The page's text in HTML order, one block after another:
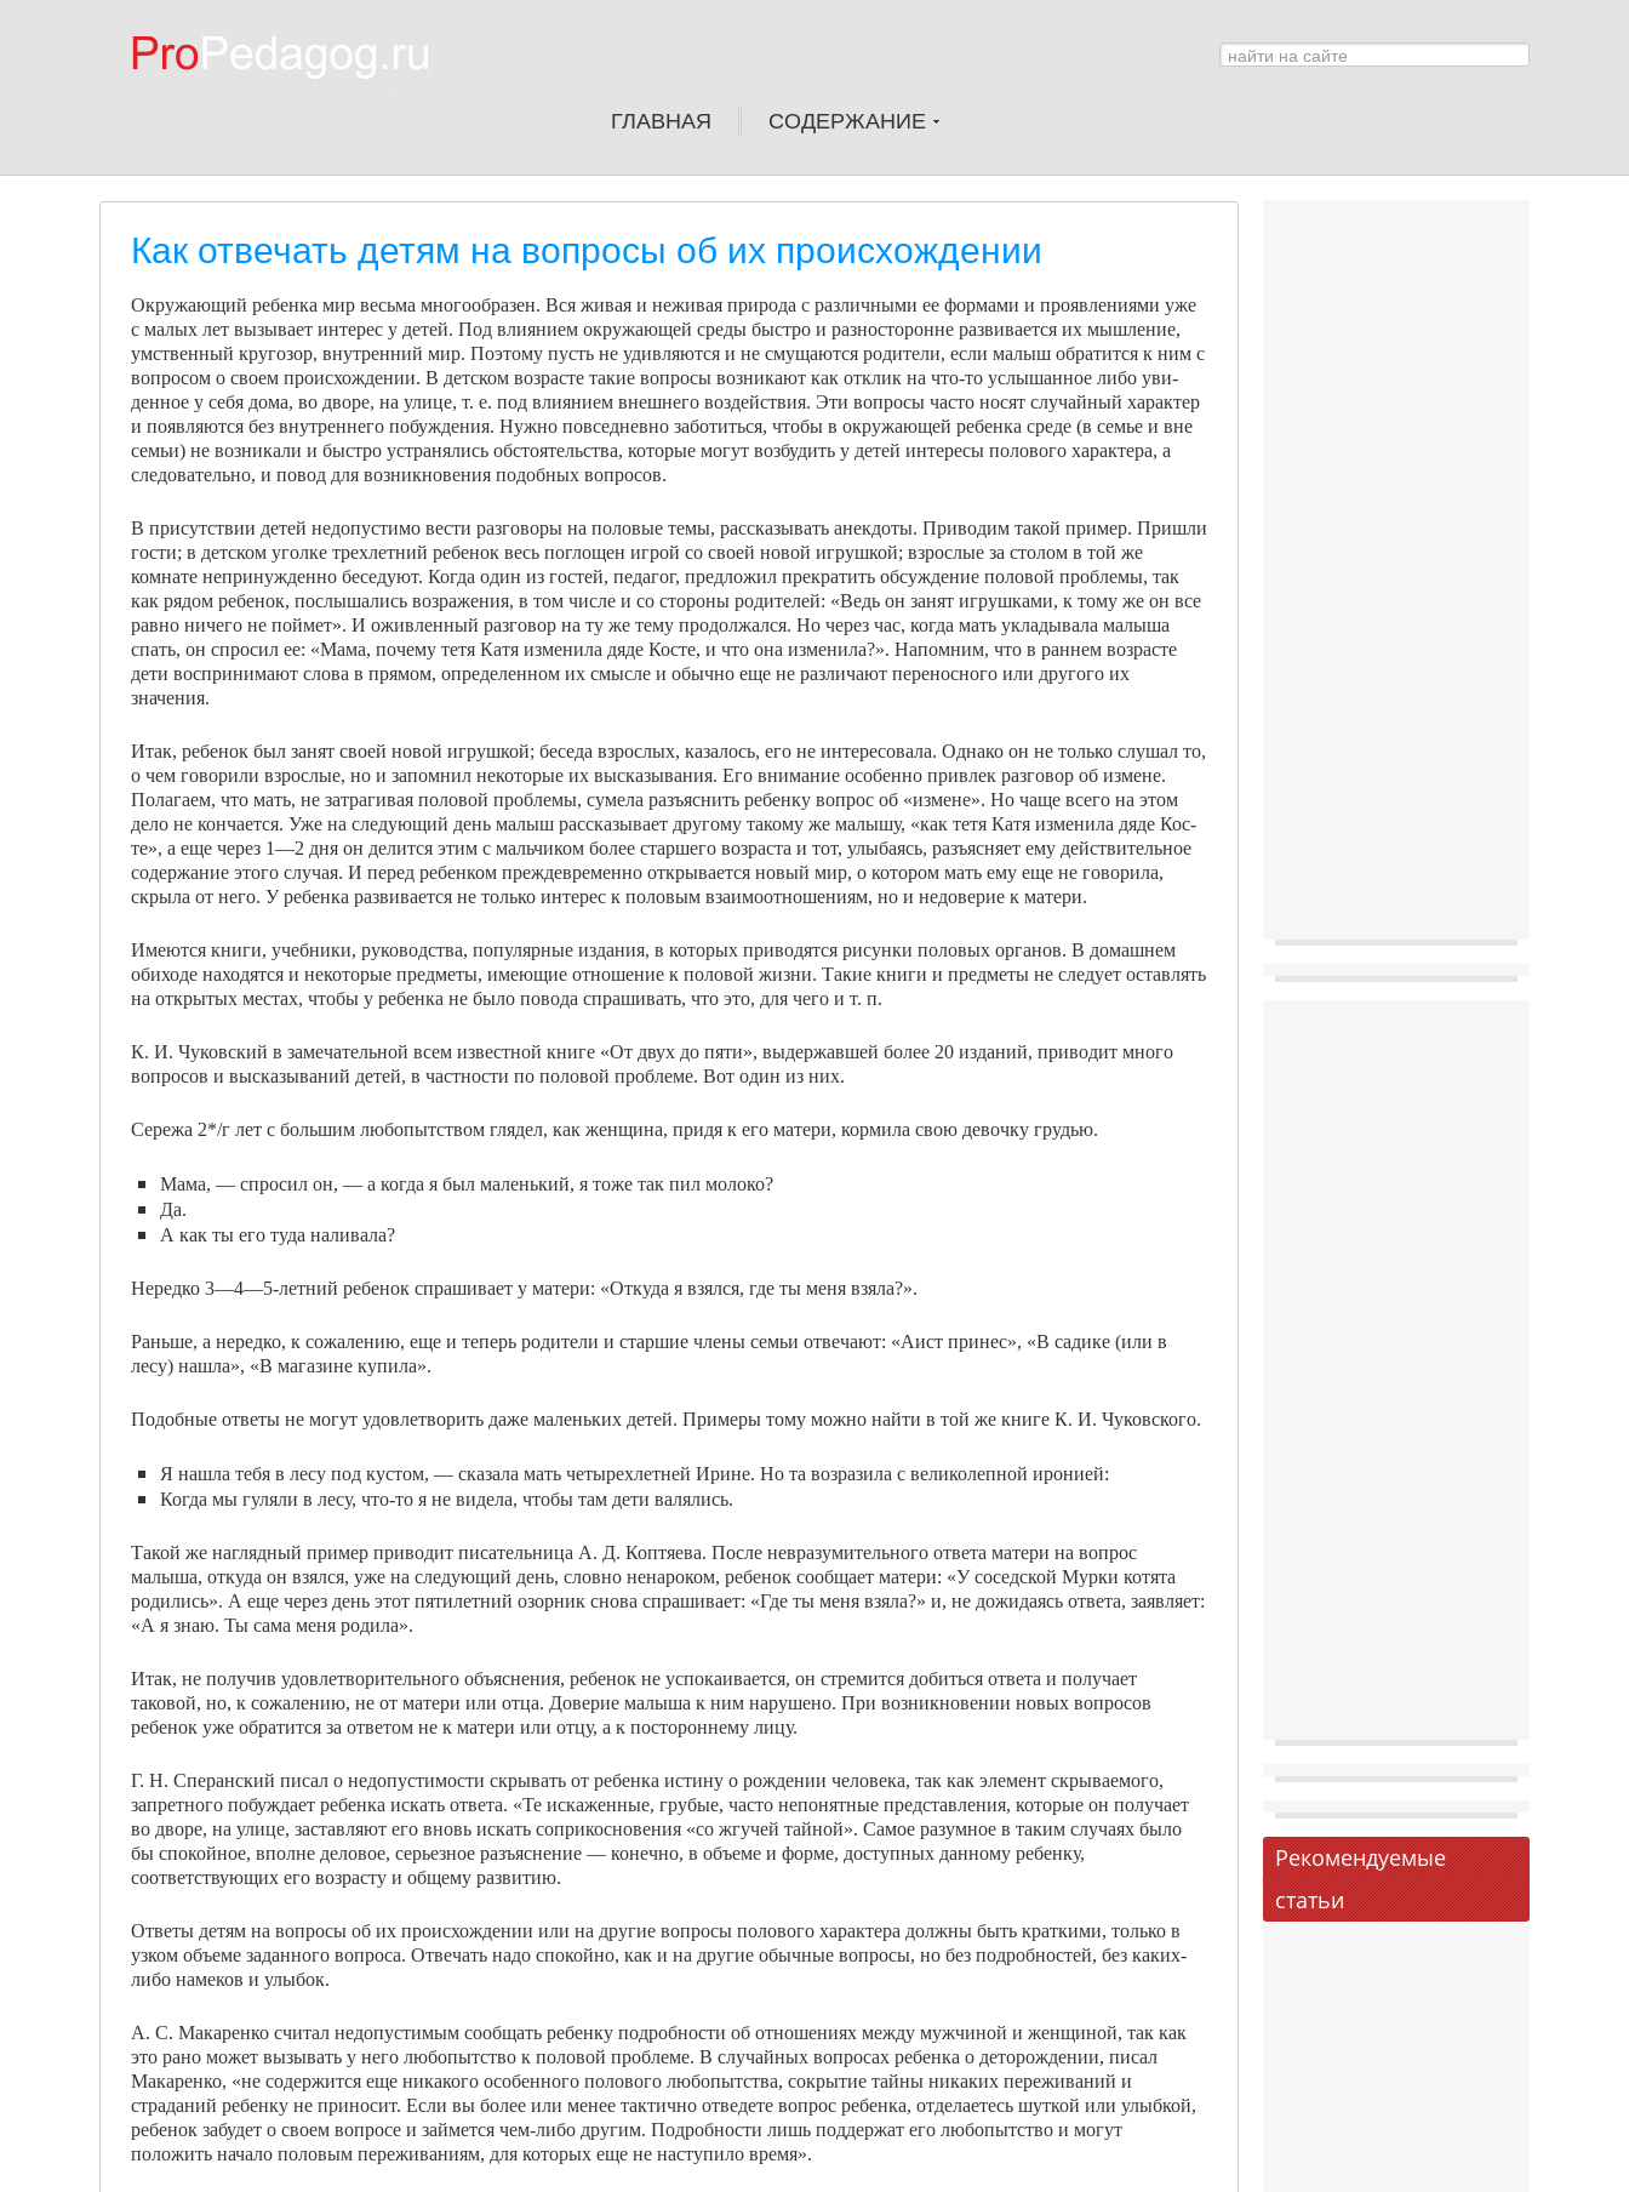
ГЛАВНАЯ СОДЕРЖАНИЕ
Как отвечать детям на вопросы об их происхождении
Окружающий ребенка мир весьма многообразен. Вся жи­вая и неживая природа с различными ее формами и про­явлениями уже
с малых лет вызывает интерес у детей. Под влиянием окружающей среды быстро и разносторон­не развивается их мышление,
умственный кругозор, внут­ренний мир. Поэтому пусть не удивляются и не смущают­ся родители, если малыш обратится к ним с
вопросом о своем происхождении. В детском возрасте такие вопросы возникают как отклик на что-то услышанное либо уви­
денное у себя дома, во дворе, на улице, т. е. под влиянием внешнего воздействия. Эти вопросы часто носят случай­ный характер
и появляются без внутреннего побуждения. Нужно повседневно заботиться, чтобы в окружающей ре­бенка среде (в семье и вне
семьи) не возникали и быстро устранялись обстоятельства, которые могут возбудить у детей интересы полового характера, а
следовательно, и повод для возникновения подобных вопросов.
В присутствии детей недопустимо вести разговоры на половые темы, рассказывать анекдоты. Приводим такой пример. Пришли
гости; в детском уголке трехлетний ребе­нок весь поглощен игрой со своей новой игрушкой; взрос­лые за столом в той же
комнате непринужденно беседуют. Когда один из гостей, педагог, предложил прекратить об­суждение половой проблемы, так
как рядом ребенок, по­слышались возражения, в том числе и со стороны роди­телей: «Ведь он занят игрушками, к тому же он все
равно ничего не поймет». И оживленный разговор на ту же тему продолжался. Но через час, когда мать укладывала малыша
спать, он спросил ее: «Мама, почему тетя Катя изме­нила дяде Косте, и что она изменила?». Напомним, что в раннем возрасте
дети воспринимают слова в прямом, оп­ределенном их смысле и обычно еще не различают пере­носного или другого их
значения.
Итак, ребенок был занят своей новой игрушкой; бесе­да взрослых, казалось, его не интересовала. Однако он не только слушал то,
о чем говорили взрослые, но и запом­нил некоторые их высказывания. Его внимание особенно привлек разговор об измене.
Полагаем, что мать, не затра­гивая половой проблемы, сумела разъяснить ребенку воп­рос об «измене». Но чаще всего на этом
дело не кончает­ся. Уже на следующий день малыш рассказывает другому такому же малышу, «как тетя Катя изменила дяде Кос­
те», а еще через 1—2 дня он делится этим с мальчиком более старшего возраста и тот, улыбаясь, разъясняет ему действительное
содержание этого случая. И перед ребен­ком преждевременно открывается новый мир, о котором мать ему еще не говорила,
скрыла от него. У ребенка раз­вивается не только интерес к половым взаимоотношени­ям, но и недоверие к матери.
Имеются книги, учебники, руководства, популярные издания, в которых приводятся рисунки половых органов. В домашнем
обиходе находятся и некоторые предметы, имеющие отношение к половой жизни. Такие книги и предметы не следует оставлять
на открытых местах, что­бы у ребенка не было повода спрашивать, что это, для чего и т. п.
К. И. Чуковский в замечательной всем известной кни­ге «От двух до пяти», выдержавшей более 20 изданий, приводит много
вопросов и высказываний детей, в част­ности по половой проблеме. Вот один из них.
Сережа 2*/г лет с большим любопытством глядел, как женщина, придя к его матери, кормила свою девочку грудью.
Мама, — спросил он, — а когда я был маленький, я тоже так пил молоко?
Да.
А как ты его туда наливала?
Нередко 3—4—5-летний ребенок спрашивает у мате­ри: «Откуда я взялся, где ты меня взяла?».
Раньше, а нередко, к сожалению, еще и теперь роди­тели и старшие члены семьи отвечают: «Аист принес», «В садике (или в
лесу) нашла», «В магазине купила».
Подобные ответы не могут удовлетворить даже малень­ких детей. Примеры тому можно найти в той же книге К. И. Чуковского.
Я нашла тебя в лесу под кустом, — сказала мать четырехлетней Ирине. Но та возразила с великолепной иронией:
Когда мы гуляли в лесу, что-то я не видела, чтобы там дети валялись.
Такой же наглядный пример приводит писательница А. Д. Коптяева. После невразумительного ответа матери на вопрос
малыша, откуда он взялся, уже на следующий день, словно ненароком, ребенок сообщает матери: «У со­седской Мурки котята
родились». А еще через день этот пятилетний озорник снова спрашивает: «Где ты меня взяла?» и, не дожидаясь ответа, заявляет:
«А я знаю. Ты сама меня родила».
Итак, не получив удовлетворительного объяснения, ребенок не успокаивается, он стремится добиться ответа и получает
таковой, но, к сожалению, не от матери или отца. Доверие малыша к ним нарушено. При возникнове­нии новых вопросов
ребенок уже обратится за ответом не к матери или отцу, а к постороннему лицу.
Г. Н. Сперанский писал о недопустимости скрывать от ребенка истину о рождении человека, так как элемент скрываемого,
запретного побуждает ребенка искать отве­та. «Те искаженные, грубые, часто непонятные представ­ления, которые он получает
во дворе, на улице, заставля­ют его вновь искать соприкосновения «со жгучей тайной». Самое разумное в таким случаях было
бы спокойное, вполне деловое, серьезное разъяснение — конечно, в объе­ме и форме, доступных данному ребенку,
соответствую­щих его возрасту и общему развитию.
Ответы детям на вопросы об их происхождении или на другие вопросы полового характера должны быть кратки­ми, только в
узком объеме заданного вопроса. Отвечать надо спокойно, как и на другие обычные вопросы, но без подробностей, без каких-
либо намеков и улыбок.
А. С. Макаренко считал недопустимым сообщать ре­бенку подробности об отношениях между мужчиной и женщиной, так как
это рано может вызывать у него лю­бопытство к половой проблеме. В случайных вопросах ре­бенка о деторождении, писал
Макаренко, «не содержится еще никакого особенного полового любопытства, сокрытие тайны никаких переживаний и
страданий ребенку не приносит. Если вы более или менее тактично отведете вопрос ребенка, отделаетесь шуткой или улыбкой,
ребе­нок забудет о своем вопросе и займется чем-либо другим. Подробности лишь поддержат его любопытство и могут
положить начало половым переживаниям, для которых еще не наступило время».
Рекомендуемые
статьи